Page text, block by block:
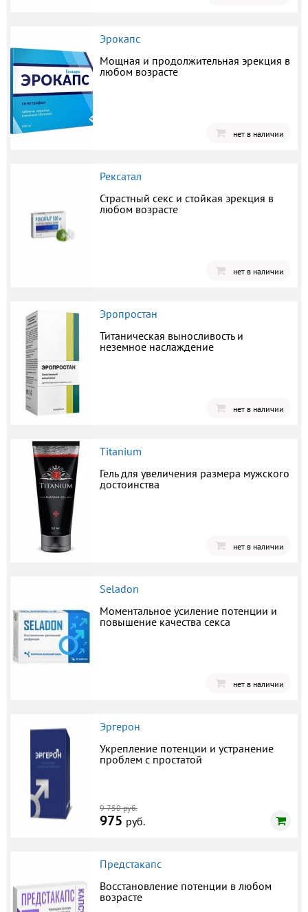
Эрокапс
Мощная и продолжительная эрекция в
любом возрасте
нет в наличии
Рексатал
Страстный секс и стойкая эрекция в
любом возрасте
нет в наличии
Эропростан
Титаническая выносливость и
неземное наслаждение
нет в наличии
Titanium
Гель для увеличения размера мужского
достоинства
нет в наличии
Seladon
Моментальное усиление потенции и
повышение качества секса
нет в наличии
Эргерон
Укрепление потенции и устранение
проблем с простатой
9 750 руб.
975 руб.
Предстакапс
Восстановление потенции в любом
возрасте